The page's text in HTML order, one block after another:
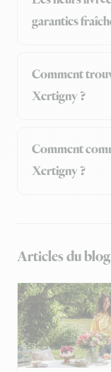
garanties
Comment
Xertigny ?
Comment
Xertigny ?
Articles du